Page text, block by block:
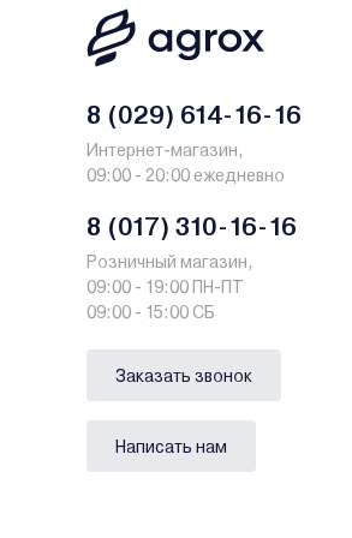
8 (029) 614-16-16
Интернет-магазин,
09:00 - 20:00 ежедневно
8 (017) 310-16-16
Розничный магазин,
09:00 - 19:00 ПН-ПТ
09:00 - 15:00 СБ
Заказать звонок
Написать нам